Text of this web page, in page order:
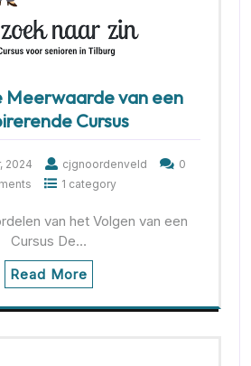
Meerwaarde van een
Cursus
2024 cjgnoordenveld
0
1 category
van het Volgen van een
Cursus De…
Read More